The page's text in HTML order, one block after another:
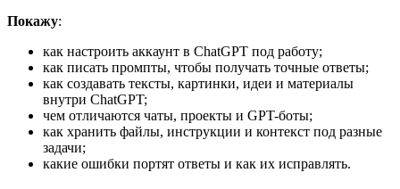
Покажу:
как настроить аккаунт в ChatGPT под работу;
как писать промпты, чтобы получать точные ответы;
как создавать тексты, картинки, идеи и материалы
внутри ChatGPT;
чем отличаются чаты, проекты и GPT-боты;
как хранить файлы, инструкции и контекст под разные
задачи;
какие ошибки портят ответы и как их исправлять.